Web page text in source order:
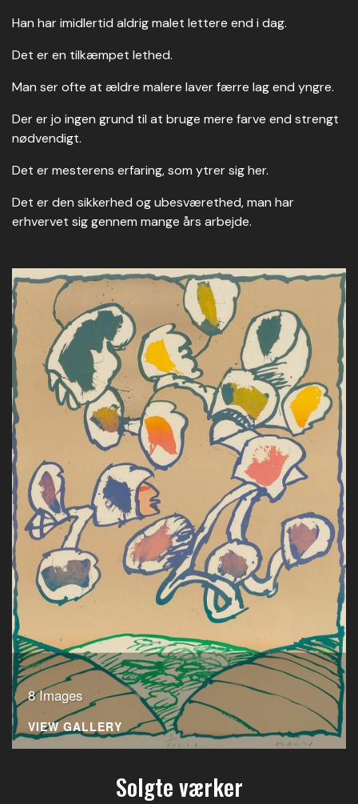
Han har imidlertid aldrig malet lettere end i dag.
Det er en tilkæmpet lethed.
Man ser ofte at ældre malere laver færre lag end yngre.
Der er jo ingen grund til at bruge mere farve end strengt
nødvendigt.
Det er mesterens erfaring, som ytrer sig her.
Det er den sikkerhed og ubesværethed, man har
erhvervet sig gennem mange års arbejde.
8 Images
VIEW GALLERY
Solgte værker